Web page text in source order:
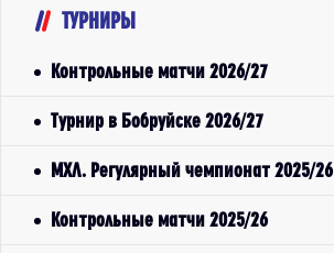
ТУРНИРЫ
Контрольные матчи 2026/27
Турнир в Бобруйске 2026/27
МХЛ. Регулярный чемпионат 2025/26
Контрольные матчи 2025/26